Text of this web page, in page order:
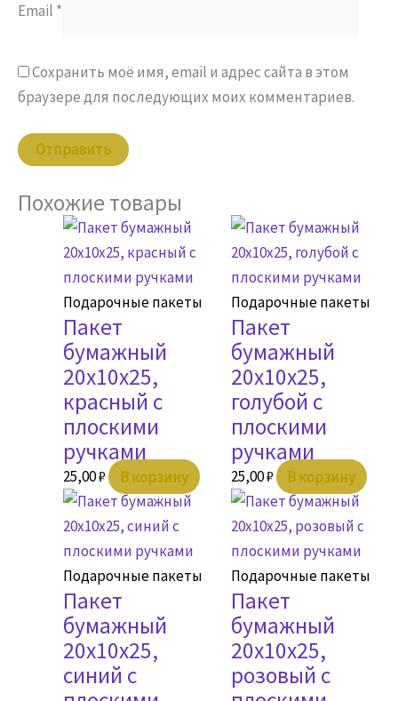
Email *
Сохранить моё имя, email и адрес сайта в этом
браузере для последующих моих комментариев.
Похожие товары
Подарочные пакеты
Пакет
бумажный
20х10х25,
красный с
плоскими
ручками
25,00₽ В корзину
Подарочные пакеты
Пакет
бумажный
20х10х25,
голубой с
плоскими
ручками
25,00₽ В корзину
Подарочные пакеты
Пакет
бумажный
20х10х25,
синий с
Подарочные пакеты
Пакет
бумажный
20х10х25,
розовый с